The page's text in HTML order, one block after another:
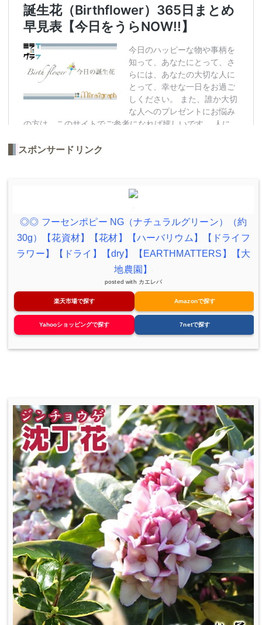
スポンサードリンク
◎◎ フーセンポピー NG（ナチュラルグリーン）（約
30g）【花資材】【花材】【ハーバリウム】【ドライフ
ラワー】【ドライ】【dry】【EARTHMATTERS】【大
地農園】
posted with カエレバ
楽天市場で探す Amazonで探す
Yahooショッピングで探す 7netで探す